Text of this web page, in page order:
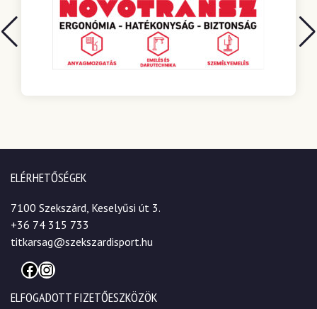
ELÉRHETŐSÉGEK
7100 Szekszárd, Keselyűsi út 3.
+36 74 315 733
titkarsag@szekszardisport.hu
Facebook
Instagram
ELFOGADOTT FIZETŐESZKÖZÖK